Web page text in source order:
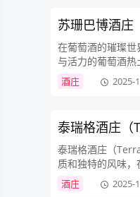
苏珊巴博酒庄
在葡萄酒的璀璨
与活力的葡萄酒热
行业的传奇人物，
酒庄 2025-
泰瑞格酒庄（
泰瑞格酒庄（
质和独特的风味
对葡萄酒酿造的热
酒庄 2025-